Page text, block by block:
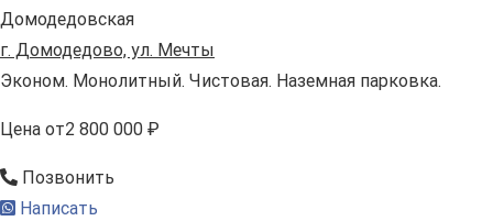
Домодедовская
г. Домодедово, ул. Мечты
Эконом. Монолитный. Чистовая. Наземная парковка.
Цена от2 800 000 ₽
Позвонить
Написать